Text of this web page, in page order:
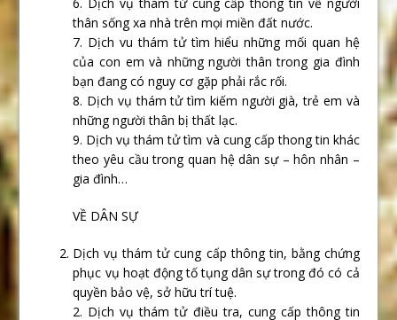
thân sống xa nhà trên mọi miền đất nước.
7. Dịch vu thám tử tìm hiểu những mối quan hệ
của con em và những người thân trong gia đình
bạn đang có nguy cơ gặp phải rắc rối.
8. Dịch vụ thám tử tìm kiếm người già, trẻ em và
những người thân bị thất lạc.
9. Dịch vụ thám tử tìm và cung cấp thong tin khác
theo yêu cầu trong quan hệ dân sự – hôn nhân –
gia đình…
VỀ DÂN SỰ
Dịch vụ thám tử cung cấp thông tin, bằng chứng
phục vụ hoạt động tố tụng dân sự trong đó có cả
quyền bảo vệ, sở hữu trí tuệ.
2. Dịch vụ thám tử điều tra, cung cấp thông tin